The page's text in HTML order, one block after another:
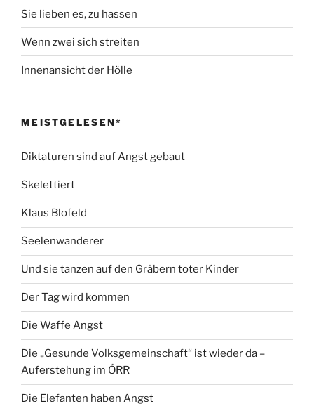
Sie lieben es, zu hassen
Wenn zwei sich streiten
Innenansicht der Hölle
MEISTGELESEN*
Diktaturen sind auf Angst gebaut
Skelettiert
Klaus Blofeld
Seelenwanderer
Und sie tanzen auf den Gräbern toter Kinder
Der Tag wird kommen
Die Waffe Angst
Die „Gesunde Volksgemeinschaft“ ist wieder da –
Auferstehung im ÖRR
Die Elefanten haben Angst